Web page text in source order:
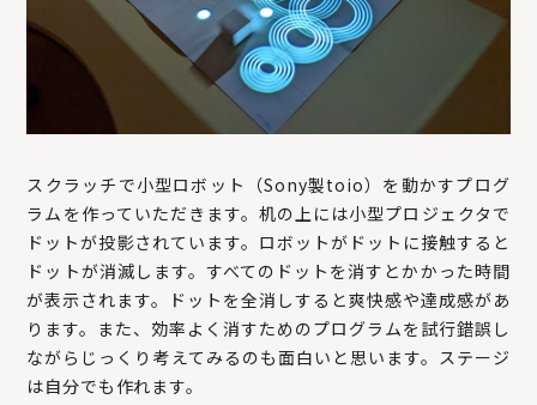
スクラッチで小型ロボット（Sony製toio）を動かすプログ
ラムを作っていただきます。机の上には小型プロジェクタで
ドットが投影されています。ロボットがドットに接触すると
ドットが消滅します。すべてのドットを消すとかかった時間
が表示されます。ドットを全消しすると爽快感や達成感があ
ります。また、効率よく消すためのプログラムを試行錯誤し
ながらじっくり考えてみるのも面白いと思います。ステージ
は自分でも作れます。